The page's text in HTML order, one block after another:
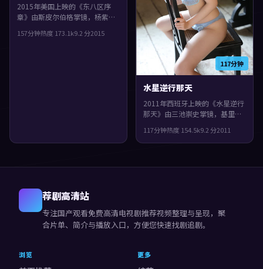
2015年美国上映的《东八区序
章》由斯皮尔伯格掌镜，杨紫
类型上偏犯罪，配乐与声场强化
157分钟热度 173.1k9.2 分2015
117分钟
水星逆行那天
2011年西班牙上映的《水星逆行
那天》由三池崇史掌镜，基里安
绎。类型上偏爱情，影片在类型
框架里仍保留了作者表达，真相
117分钟热度 154.5k9.2 分2011
荐剧高清站
专注国产观看免费高清电视剧推荐视频整理与呈现，聚
合片单、简介与播放入口，方便您快速找剧追剧。
浏览 更多